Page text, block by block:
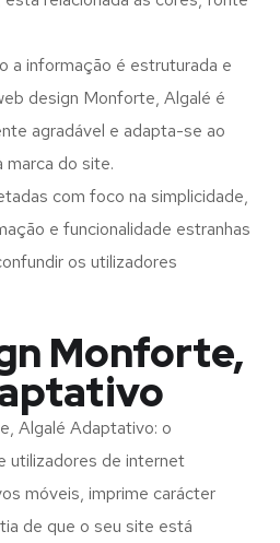
a informação é estruturada e
design Monforte, Algalé é
agradável e adapta-se ao
marca do site.
com foco na simplicidade,
e funcionalidade estranhas
os utilizadores
Monforte,
Algalé Adaptativo: o
utilizadores de internet
móveis, imprime carácter
de que o seu site está